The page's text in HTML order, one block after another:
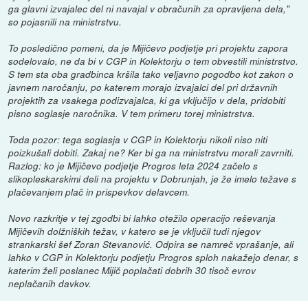
ga glavni izvajalec del ni navajal v obračunih za opravljena dela,"
so pojasnili na ministrstvu.
To posledično pomeni, da je Mijičevo podjetje pri projektu zapora
sodelovalo, ne da bi v CGP in Kolektorju o tem obvestili ministrstvo.
S tem sta oba gradbinca kršila tako veljavno pogodbo kot zakon o
javnem naročanju, po katerem morajo izvajalci del pri državnih
projektih za vsakega podizvajalca, ki ga vključijo v dela, pridobiti
pisno soglasje naročnika. V tem primeru torej ministrstva.
Toda pozor: tega soglasja v CGP in Kolektorju nikoli niso niti
poizkušali dobiti. Zakaj ne? Ker bi ga na ministrstvu morali zavrniti.
Razlog: ko je Mijičevo podjetje Progros leta 2024 začelo s
slikopleskarskimi deli na projektu v Dobrunjah, je že imelo težave s
plačevanjem plač in prispevkov delavcem.
Novo razkritje v tej zgodbi bi lahko otežilo operacijo reševanja
Mijičevih dolžniških težav, v katero se je vključil tudi njegov
strankarski šef Zoran Stevanović. Odpira se namreč vprašanje, ali
lahko v CGP in Kolektorju podjetju Progros sploh nakažejo denar, s
katerim želi poslanec Mijič poplačati dobrih 30 tisoč evrov
neplačanih davkov.